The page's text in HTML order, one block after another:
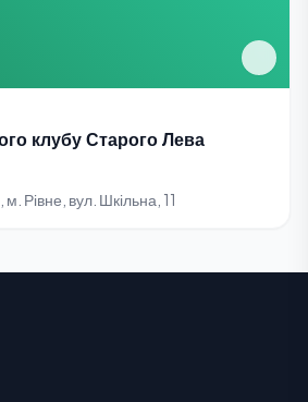
клубу Старого Лева
Рівне, вул. Шкільна, 11